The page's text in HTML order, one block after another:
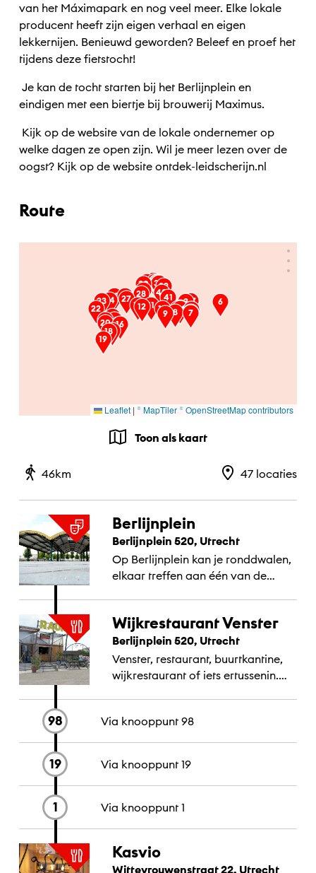
van het Máximapark en nog veel meer. Elke lokale
producent heeft zijn eigen verhaal en eigen
lekkernijen. Benieuwd geworden? Beleef en proef het
tijdens deze fietstocht!
Je kan de tocht starten bij het Berlijnplein en
eindigen met een biertje bij brouwerij Maximus.
Kijk op de website van de lokale ondernemer op
welke dagen ze open zijn. Wil je meer lezen over de
oogst? Kijk op de website ontdek-leidscherijn.nl
Route
1
2
3
4
5
6
7
8
9
10
11
12
13
14
1516
17
18
19
20
21
22
23242526
27 28
29
30
3132
3334
35
36
37
3839
4041
42
43
44
4546
47
Leaflet | © MapTiler© OpenStreetMap contributors
Toon als kaart
46km 47 locaties
Berlijnplein
Berlijnplein 520, Utrecht
Op Berlijnplein kan je ronddwalen,
elkaar treffen aan één van de
nemen in de...
Wijkrestaurant Venster
Berlijnplein 520, Utrecht
Venster, restaurant, buurtkantine,
wijkrestaurant of iets ertussenin.
98 Via knooppunt 98
19 Via knooppunt 19
1 Via knooppunt 1
Kasvio
Wittevrouwenstraat 22, Utrecht